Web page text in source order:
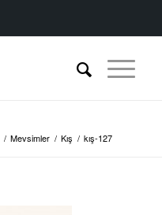
/ Mevsimler / Kış / kış-127